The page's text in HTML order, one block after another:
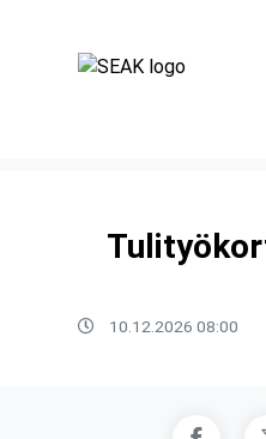
10.12.2026 08:00